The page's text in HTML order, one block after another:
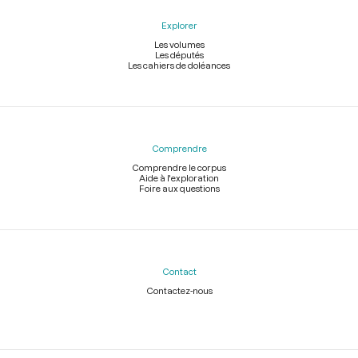
Explorer
Les volumes
Les députés
Les cahiers de doléances
Comprendre
Comprendre le corpus
Aide à l'exploration
Foire aux questions
Contact
Contactez-nous
Légal